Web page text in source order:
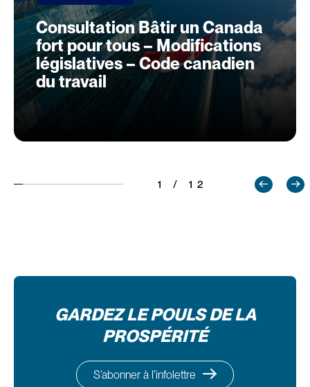
Consultation Bâtir un Canada
fort pour tous – Modifications
législatives – Code canadien
du travail
1 / 12
GARDEZ LE POULS DE LA
PROSPÉRITÉ
S’abonner à l’infolettre